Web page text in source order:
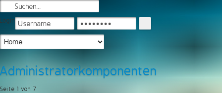
Login
Administratorkomponenten
Seite 1 von 7